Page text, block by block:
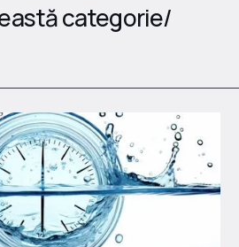
categorie/